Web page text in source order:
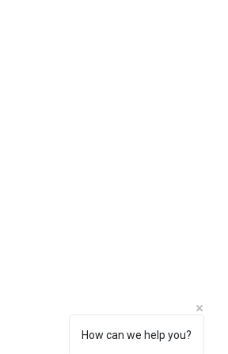
How can we help you?